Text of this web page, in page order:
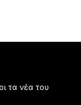
τα νέα του